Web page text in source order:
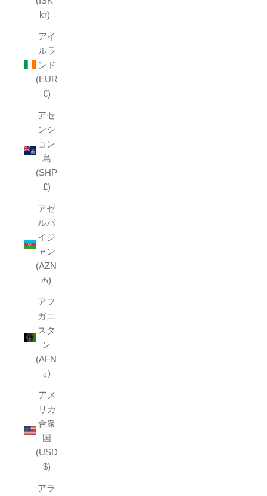
kr)
アイ
ルラ
ンド
(EUR
€)
アセ
ンシ
ョン
島
(SHP
£)
アゼ
ルバ
イジ
ャン
(AZN
₼)
アフ
ガニ
スタ
ン
(AFN
؋)
アメ
リカ
合衆
国
(USD
$)
アラ